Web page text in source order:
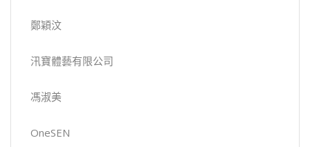
鄭穎汶
汛寶體藝有限公司
馮淑美
OneSEN